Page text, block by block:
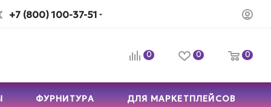
+7 (800) 100-37-51
0 0 0
ФУРНИТУРА ДЛЯ МАРКЕТПЛЕЙСОВ